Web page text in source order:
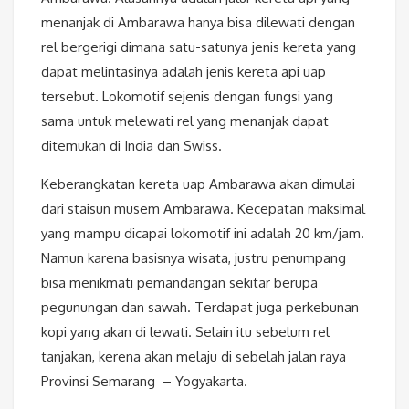
menanjak di Ambarawa hanya bisa dilewati dengan
rel bergerigi dimana satu-satunya jenis kereta yang
dapat melintasinya adalah jenis kereta api uap
tersebut. Lokomotif sejenis dengan fungsi yang
sama untuk melewati rel yang menanjak dapat
ditemukan di India dan Swiss.
Keberangkatan kereta uap Ambarawa akan dimulai
dari staisun musem Ambarawa. Kecepatan maksimal
yang mampu dicapai lokomotif ini adalah 20 km/jam.
Namun karena basisnya wisata, justru penumpang
bisa menikmati pemandangan sekitar berupa
pegunungan dan sawah. Terdapat juga perkebunan
kopi yang akan di lewati. Selain itu sebelum rel
tanjakan, kerena akan melaju di sebelah jalan raya
Provinsi Semarang – Yogyakarta.